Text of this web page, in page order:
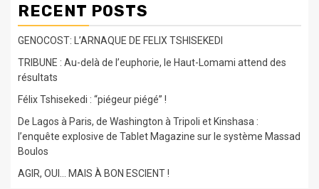
RECENT POSTS
GENOCOST: L’ARNAQUE DE FELIX TSHISEKEDI
TRIBUNE : Au-delà de l’euphorie, le Haut-Lomami attend des
résultats
Félix Tshisekedi : “piégeur piégé” !
De Lagos à Paris, de Washington à Tripoli et Kinshasa :
l’enquête explosive de Tablet Magazine sur le système Massad
Boulos
AGIR, OUI… MAIS À BON ESCIENT !